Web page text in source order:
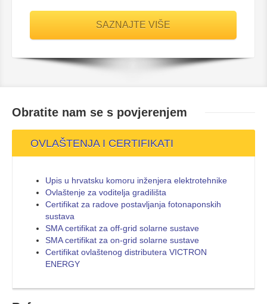
SAZNAJTE VIŠE
Obratite nam se s povjerenjem
OVLAŠTENJA I CERTIFIKATI
Upis u hrvatsku komoru inženjera elektrotehnike
Ovlaštenje za voditelja gradilišta
Certifikat za radove postavljanja fotonaponskih
sustava
SMA certifikat za off-grid solarne sustave
SMA certifikat za on-grid solarne sustave
Certifikat ovlaštenog distributera VICTRON
ENERGY